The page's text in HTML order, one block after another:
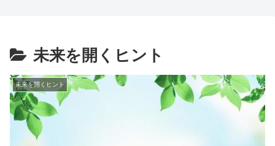
未来を開くヒント
未来を開くヒント